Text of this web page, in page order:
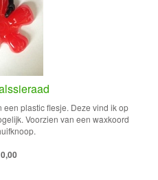
een plastic flesje. Deze vind ik op
Voorzien van een waxkoord